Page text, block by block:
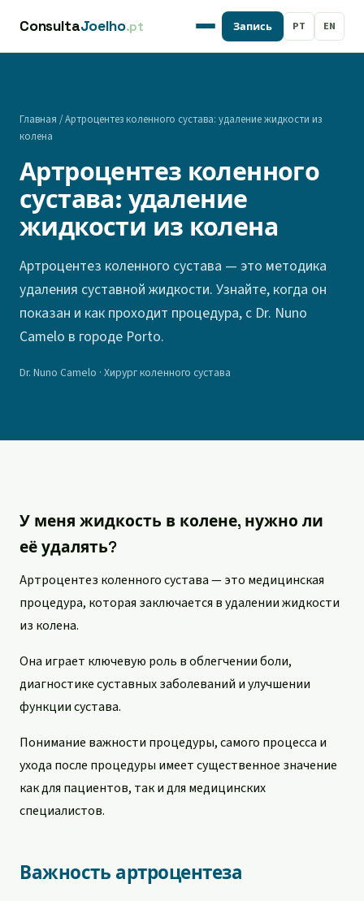
ConsultaJoelho.pt Запись PT EN
Главная /Артроцентез коленного сустава: удаление жидкости из
колена
Артроцентез коленного
сустава: удаление
жидкости из колена
Артроцентез коленного сустава — это методика
удаления суставной жидкости. Узнайте, когда он
показан и как проходит процедура, с Dr. Nuno
Camelo в городе Porto.
Dr. Nuno Camelo · Хирург коленного сустава
У меня жидкость в колене, нужно ли
её удалять?
Артроцентез коленного сустава — это медицинская
процедура, которая заключается в удалении жидкости
из колена.
Она играет ключевую роль в облегчении боли,
диагностике суставных заболеваний и улучшении
функции сустава.
Понимание важности процедуры, самого процесса и
ухода после процедуры имеет существенное значение
как для пациентов, так и для медицинских
специалистов.
Важность артроцентеза